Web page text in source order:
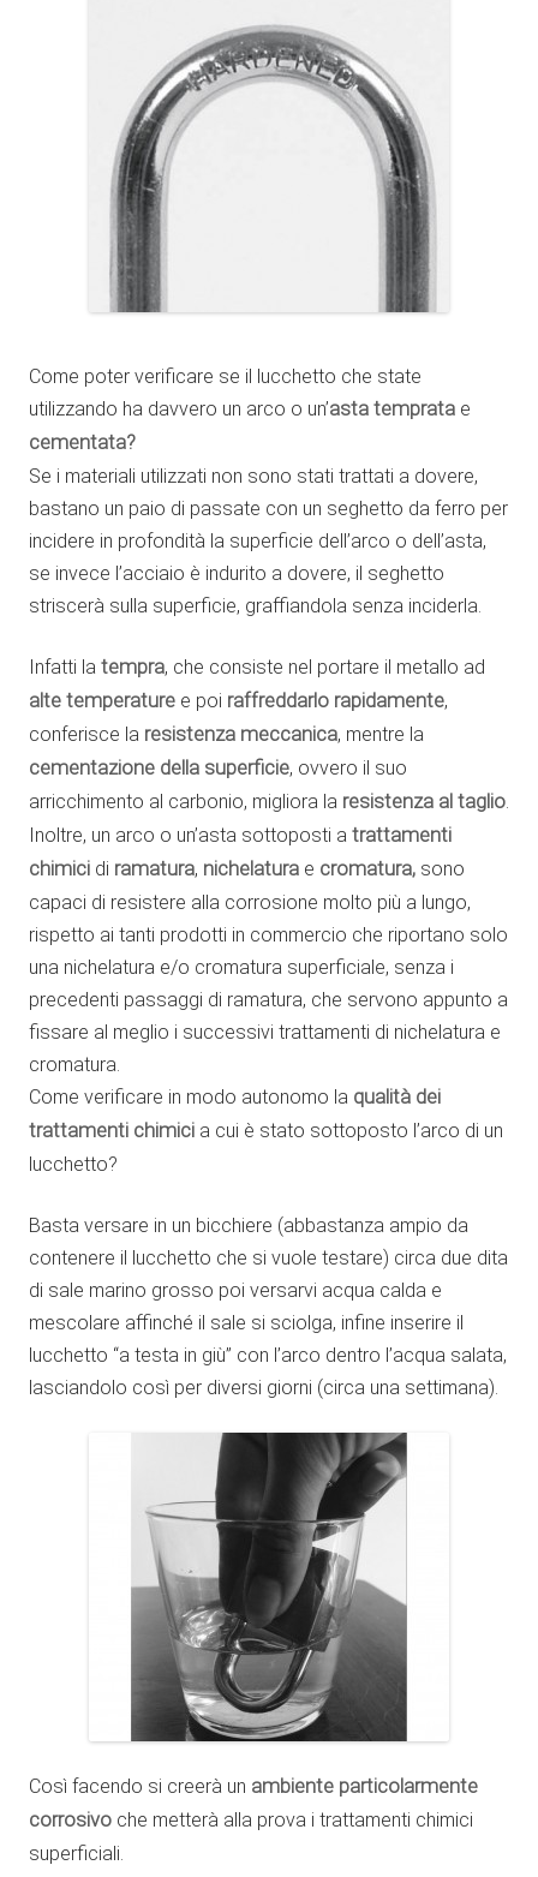
Come poter verificare se il lucchetto che state
utilizzando ha davvero un arco o un’asta temprata e
cementata?
Se i materiali utilizzati non sono stati trattati a dovere,
bastano un paio di passate con un seghetto da ferro per
incidere in profondità la superficie dell’arco o dell’asta,
se invece l’acciaio è indurito a dovere, il seghetto
striscerà sulla superficie, graffiandola senza inciderla.
Infatti la tempra, che consiste nel portare il metallo ad
alte temperature e poi raffreddarlo rapidamente,
conferisce la resistenza meccanica, mentre la
cementazione della superficie, ovvero il suo
arricchimento al carbonio, migliora la resistenza al taglio.
Inoltre, un arco o un’asta sottoposti a trattamenti
chimici di ramatura, nichelatura e cromatura, sono
capaci di resistere alla corrosione molto più a lungo,
rispetto ai tanti prodotti in commercio che riportano solo
una nichelatura e/o cromatura superficiale, senza i
precedenti passaggi di ramatura, che servono appunto a
fissare al meglio i successivi trattamenti di nichelatura e
cromatura.
Come verificare in modo autonomo la qualità dei
trattamenti chimici a cui è stato sottoposto l’arco di un
lucchetto?
Basta versare in un bicchiere (abbastanza ampio da
contenere il lucchetto che si vuole testare) circa due dita
di sale marino grosso poi versarvi acqua calda e
mescolare affinché il sale si sciolga, infine inserire il
lucchetto “a testa in giù” con l’arco dentro l’acqua salata,
lasciandolo così per diversi giorni (circa una settimana).
Così facendo si creerà un ambiente particolarmente
corrosivo che metterà alla prova i trattamenti chimici
superficiali.